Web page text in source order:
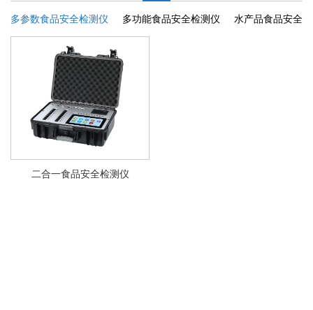
多参数食品安全检测仪 多功能食品安全检测仪 水产品食品安全
二合一食品安全检测仪